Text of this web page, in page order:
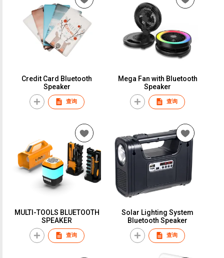
Credit Card Bluetooth
Speaker
查询
Mega Fan with Bluetooth
Speaker
查询
MULTI-TOOLS BLUETOOTH
SPEAKER
查询
Solar Lighting System
Bluetooth Speaker
查询